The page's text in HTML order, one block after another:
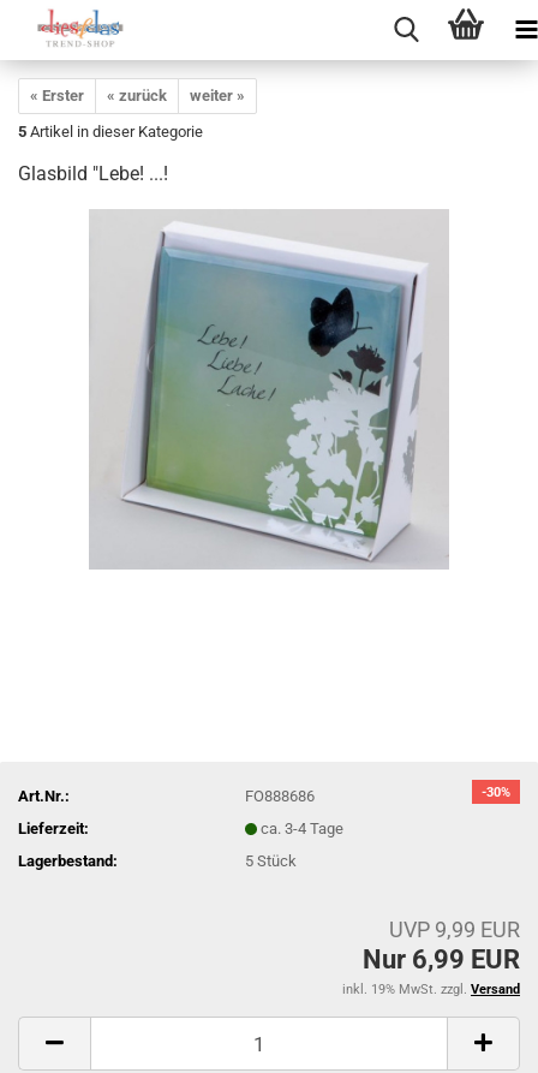
« Erster « zurück
weiter »
5 Artikel in dieser Kategorie
Glasbild "Lebe! ...!
-30%
Art.Nr.:
FO888686
Lieferzeit:
ca. 3-4 Tage
Lagerbestand:
5Stück
UVP 9,99 EUR
Nur 6,99 EUR
inkl. 19% MwSt. zzgl. Versand